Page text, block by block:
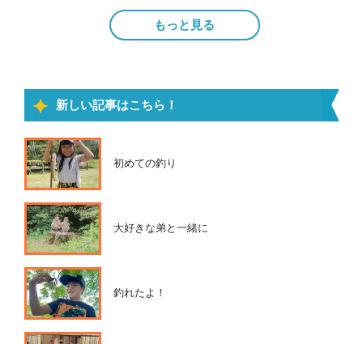
もっと見る
新しい記事はこちら！
初めての釣り
大好きな弟と一緒に
釣れたよ！